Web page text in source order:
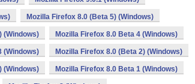
Mozilla Firefox 8.0 (Beta 5) (Windows)
(Windows) Mozilla Firefox 8.0 Beta 4 (Windows)
(Windows) Mozilla Firefox 8.0 (Beta 2) (Windows)
(Windows) Mozilla Firefox 8.0 Beta 1 (Windows)